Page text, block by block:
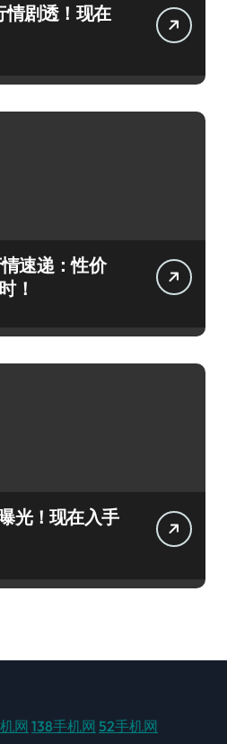
情剧透！现在
速递：性价
！
光！现在入手
网 138手机网 52手机网